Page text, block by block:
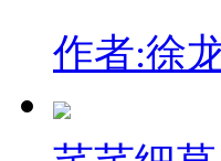
作者:徐